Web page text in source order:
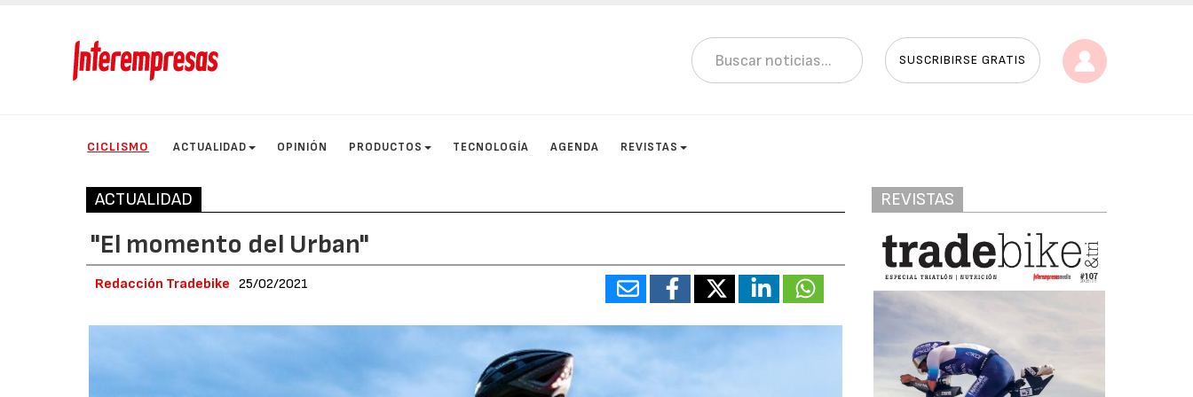
SUSCRIBIRSE GRATIS
CICLISMO ACTUALIDAD OPINIÓN PRODUCTOS TECNOLOGÍA AGENDA REVISTAS
ACTUALIDAD
"El momento del Urban"
Redacción Tradebike 25/02/2021
REVISTAS